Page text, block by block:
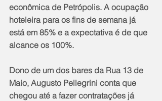
econômica de Petrópolis. A ocupação
hoteleira para os fins de semana já
está em 85% e a expectativa é de que
alcance os 100%.
Dono de um dos bares da Rua 13 de
Maio, Augusto Pellegrini conta que
chegou até a fazer contratações já